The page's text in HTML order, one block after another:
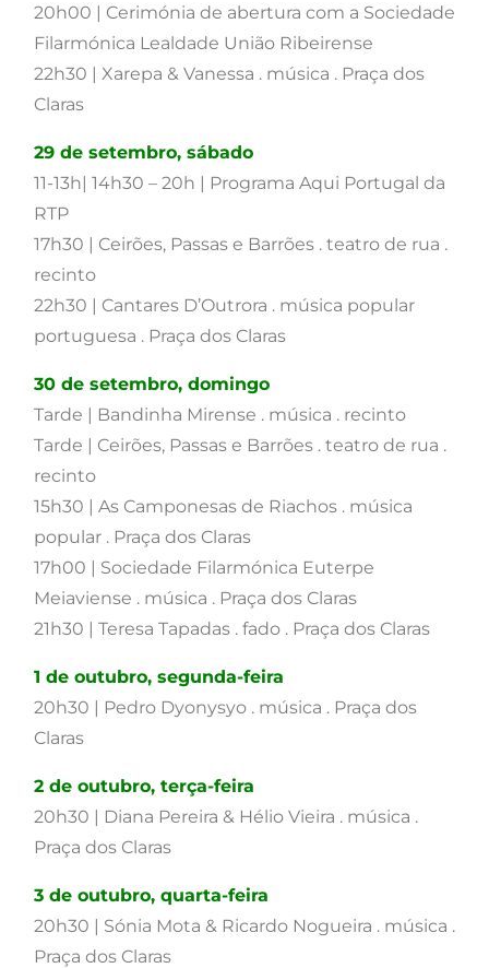
20h00 | Cerimónia de abertura com a Sociedade
Filarmónica Lealdade União Ribeirense
22h30 | Xarepa & Vanessa . música . Praça dos
Claras
29 de setembro, sábado
11-13h| 14h30 – 20h | Programa Aqui Portugal da
RTP
17h30 | Ceirões, Passas e Barrões . teatro de rua .
recinto
22h30 | Cantares D’Outrora . música popular
portuguesa . Praça dos Claras
30 de setembro, domingo
Tarde | Bandinha Mirense . música . recinto
Tarde | Ceirões, Passas e Barrões . teatro de rua .
recinto
15h30 | As Camponesas de Riachos . música
popular . Praça dos Claras
17h00 | Sociedade Filarmónica Euterpe
Meiaviense . música . Praça dos Claras
21h30 | Teresa Tapadas . fado . Praça dos Claras
1 de outubro, segunda-feira
20h30 | Pedro Dyonysyo . música . Praça dos
Claras
2 de outubro, terça-feira
20h30 | Diana Pereira & Hélio Vieira . música .
Praça dos Claras
3 de outubro, quarta-feira
20h30 | Sónia Mota & Ricardo Nogueira . música .
Praça dos Claras